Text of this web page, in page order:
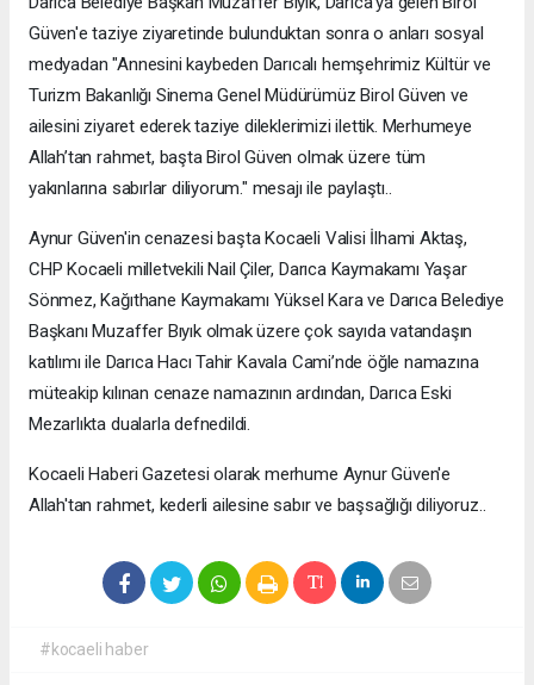
Güven'e taziye ziyaretinde bulunduktan sonra o anları sosyal
medyadan "Annesini kaybeden Darıcalı hemşehrimiz Kültür ve
Turizm Bakanlığı Sinema Genel Müdürümüz Birol Güven ve
ailesini ziyaret ederek taziye dileklerimizi ilettik. Merhumeye
Allah’tan rahmet, başta Birol Güven olmak üzere tüm
yakınlarına sabırlar diliyorum." mesajı ile paylaştı..
Aynur Güven'in cenazesi başta Kocaeli Valisi İlhami Aktaş,
CHP Kocaeli milletvekili Nail Çiler, Darıca Kaymakamı Yaşar
Sönmez, Kağıthane Kaymakamı Yüksel Kara ve Darıca Belediye
Başkanı Muzaffer Bıyık olmak üzere çok sayıda vatandaşın
katılımı ile Darıca Hacı Tahir Kavala Cami’nde öğle namazına
müteakip kılınan cenaze namazının ardından, Darıca Eski
Mezarlıkta dualarla defnedildi.
Kocaeli Haberi Gazetesi olarak merhume Aynur Güven'e
Allah'tan rahmet, kederli ailesine sabır ve başsağlığı diliyoruz..
#kocaeli haber